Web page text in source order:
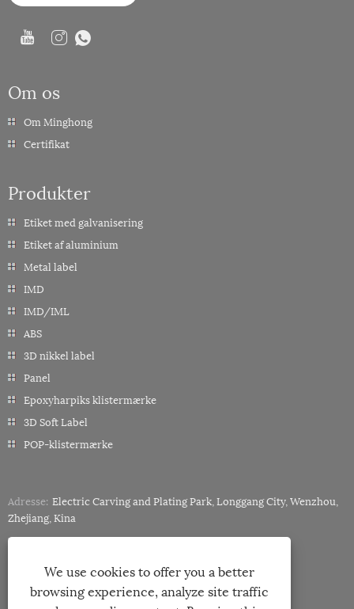
Om os
Om Minghong
Certifikat
Produkter
Etiket med galvanisering
Etiket af aluminium
Metal label
IMD
IMD/IML
ABS
3D nikkel label
Panel
Epoxyharpiks klistermærke
3D Soft Label
POP-klistermærke
Adresse: Electric Carving and Plating Park, Longgang City, Wenzhou,
Zhejiang, Kina
Tlf: +86-18858882057
We use cookies to offer you a better
browsing experience, analyze site traffic